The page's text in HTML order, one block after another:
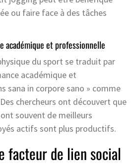
ou faire face à des tâches
académique et professionnelle
du sport se traduit par
académique et
sana in corpore sano » comme
chercheurs ont découvert que
souvent de meilleurs
actifs sont plus productifs.
facteur de lien social